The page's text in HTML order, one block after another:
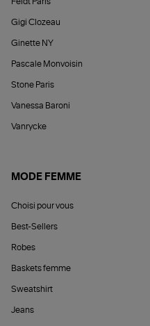
Gigi Clozeau
Ginette NY
Pascale Monvoisin
Stone Paris
Vanessa Baroni
Vanrycke
MODE FEMME
Choisi pour vous
Best-Sellers
Robes
Baskets femme
Sweatshirt
Jeans